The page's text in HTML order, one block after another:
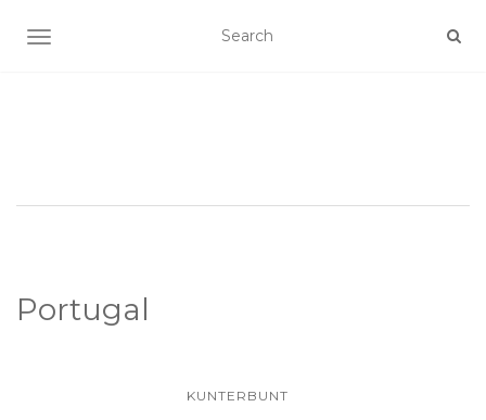
SCHALTE NAVIGATION
Portugal
KUNTERBUNT